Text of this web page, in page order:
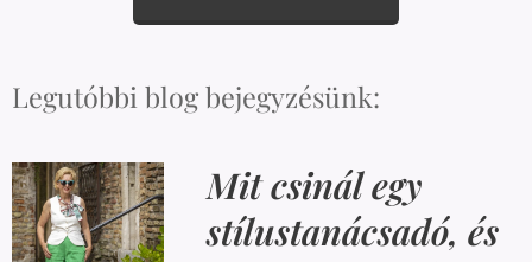
Legutóbbi blog bejegyzésünk:
Mit csinál egy
stílustanácsadó, és